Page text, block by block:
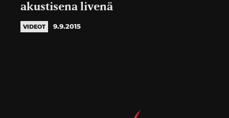
akustisena livenä
VIDEOT 9.9.2015